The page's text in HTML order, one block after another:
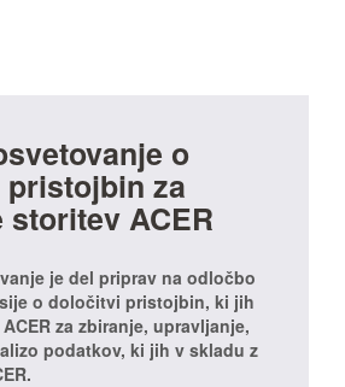
o
za
storitev ACER
je del priprav na odločbo
o določitvi pristojbin, ki jih
za zbiranje, upravljanje,
podatkov, ki jih v skladu z